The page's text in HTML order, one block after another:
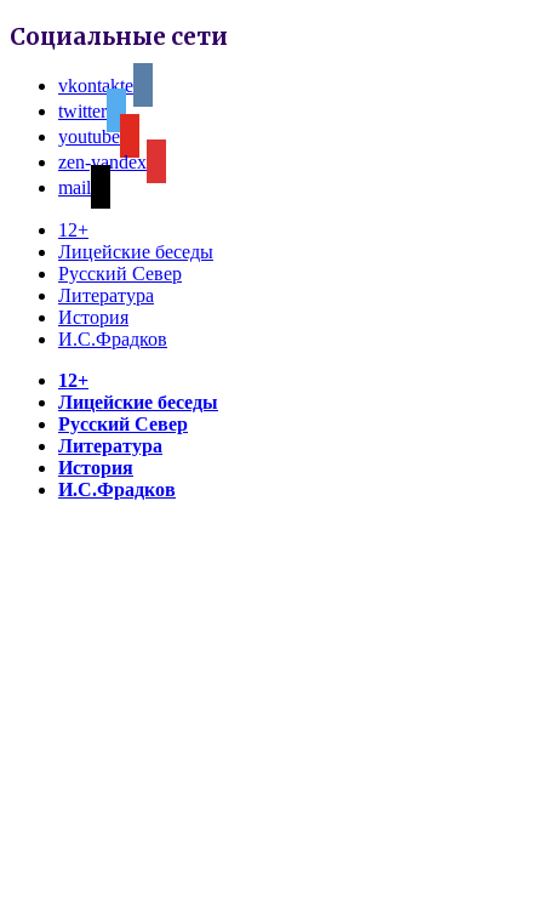
Социальные сети
vkontakte
twitter
youtube
zen-yandex
mail
12+
Лицейские беседы
Русский Север
Литература
История
И.С.Фрадков
12+
Лицейские беседы
Русский Север
Литература
История
И.С.Фрадков